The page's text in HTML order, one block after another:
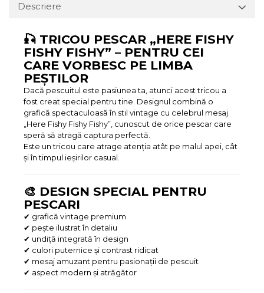
Descriere
🎣 TRICOU PESCAR „HERE FISHY
FISHY FISHY” – PENTRU CEI
CARE VORBESC PE LIMBA
PEȘTILOR
Dacă pescuitul este pasiunea ta, atunci acest tricou a
fost creat special pentru tine. Designul combină o
grafică spectaculoasă în stil vintage cu celebrul mesaj
„Here Fishy Fishy Fishy”, cunoscut de orice pescar care
speră să atragă captura perfectă.
Este un tricou care atrage atenția atât pe malul apei, cât
și în timpul ieșirilor casual.
🎨 DESIGN SPECIAL PENTRU
PESCARI
✔ grafică vintage premium
✔ pește ilustrat în detaliu
✔ undiță integrată în design
✔ culori puternice și contrast ridicat
✔ mesaj amuzant pentru pasionații de pescuit
✔ aspect modern și atrăgător